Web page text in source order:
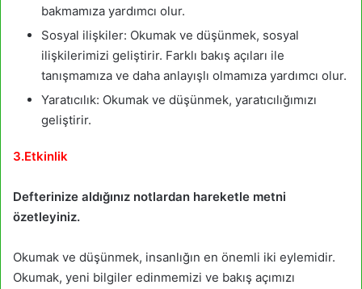
bakmamıza yardımcı olur.
Sosyal ilişkiler: Okumak ve düşünmek, sosyal
ilişkilerimizi geliştirir. Farklı bakış açıları ile
tanışmamıza ve daha anlayışlı olmamıza yardımcı olur.
Yaratıcılık: Okumak ve düşünmek, yaratıcılığımızı
geliştirir.
3.Etkinlik
Defterinize aldığınız notlardan hareketle metni
özetleyiniz.
Okumak ve düşünmek, insanlığın en önemli iki eylemidir.
Okumak, yeni bilgiler edinmemizi ve bakış açımızı